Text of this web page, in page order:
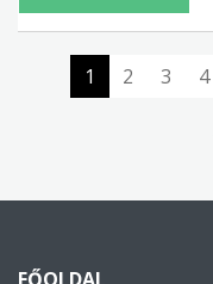
1 2 3 4